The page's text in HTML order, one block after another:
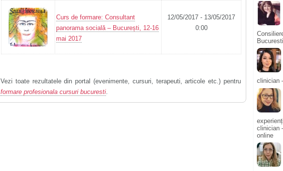
Curs de formare: Consultant
panorama socială – București, 12-16
mai 2017
12/05/2017 - 13/05/2017
0:00
Vezi toate rezultatele din portal (evenimente, cursuri, terapeuti, articole etc.) pentru
formare profesionala cursuri bucuresti.
Bucuresti
clinician
clinician
online